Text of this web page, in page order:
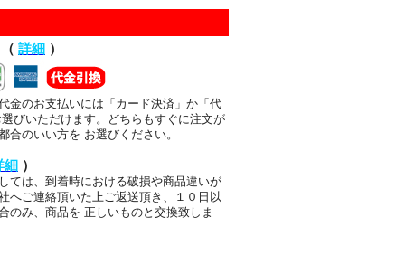
詳細 ）
金のお支払いには「カード決済」か「代
びいただけます。どちらもすぐに注文が
合のいい方を お選びください。
細 ）
ては、到着時における破損や商品違いが
へご連絡頂いた上ご返送頂き、１０日以
のみ、商品を 正しいものと交換致しま